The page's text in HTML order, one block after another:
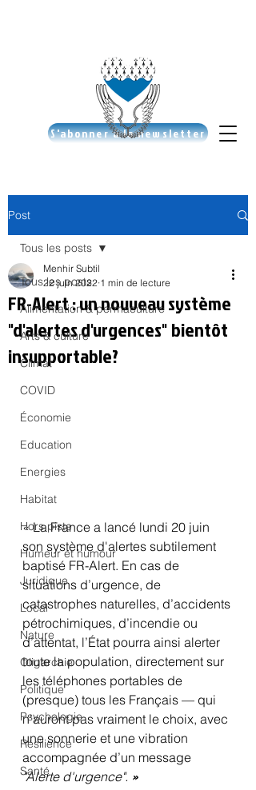
S'abonner à la newsletter
Post
Tous les posts
Alimentation & permaculture
Arts & culture
Climat
COVID
Économie
Education
Energies
Habitat
Hors piste
Humeur et humour
Juridique
Local
Nature
Oligarchie
Politique
Psychologie
Résilience
Santé
Tous les posts
FR-Alert : un nouveau système
"d'alertes d'urgences" bientôt
insupportable?
Menhir Subtil
22 juin 2022 1 min de lecture
« La France a lancé lundi 20 juin
son système d'alertes subtilement
baptisé FR-Alert. En cas de
situations d’urgence, de
catastrophes naturelles, d’accidents
pétrochimiques, d’incendie ou
d’attentat, l’État pourra ainsi alerter
toute la population, directement sur
les téléphones portables de
(presque) tous les Français — qui
n'auront pas vraiment le choix, avec
une sonnerie et une vibration
accompagnée d’un message
"Alerte d'urgence". »